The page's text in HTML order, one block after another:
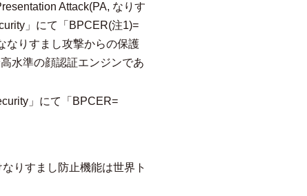
Attack(PA, なりす
」にて「BPCER(注1)=
なりすまし攻撃からの保護
水準の顔認証エンジンであ
」にて「BPCER=
りすまし防止機能は世界ト